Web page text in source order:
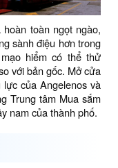
toàn ngọt ngào,
sành điệu hơn trong
hiểm có thể thử
với bản gốc. Mở cửa
của Angelenos và
Trung tâm Mua sắm
nam của thành phố.